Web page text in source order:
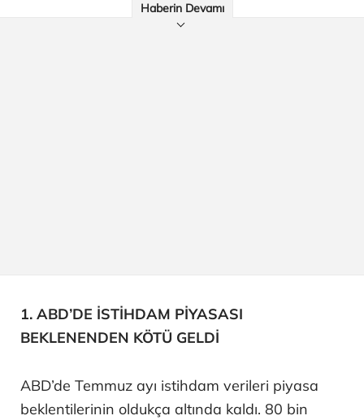
Haberin Devamı
1. ABD’DE İSTİHDAM PİYASASI
BEKLENENDEN KÖTÜ GELDİ
ABD’de Temmuz ayı istihdam verileri piyasa
beklentilerinin oldukça altında kaldı. 80 bin